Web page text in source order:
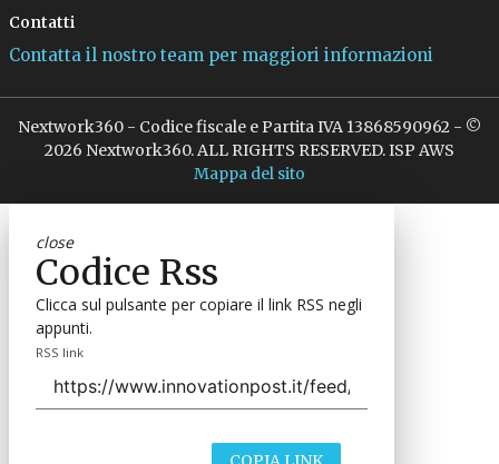
Contatti
Contatta il nostro team per maggiori informazioni
Nextwork360 - Codice fiscale e Partita IVA 13868590962 - ©
2026 Nextwork360. ALL RIGHTS RESERVED. ISP AWS
Mappa del sito
close
Codice Rss
Clicca sul pulsante per copiare il link RSS negli
appunti.
RSS link